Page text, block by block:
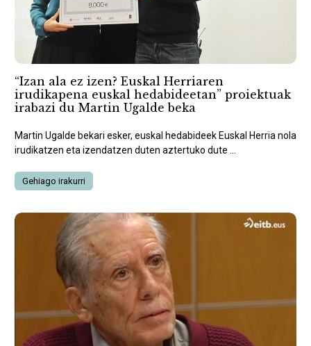
“Izan ala ez izen? Euskal Herriaren
irudikapena euskal hedabideetan” proiektuak
irabazi du Martin Ugalde beka
Martin Ugalde bekari esker, euskal hedabideek Euskal Herria nola
irudikatzen eta izendatzen duten aztertuko dute ...
Gehiago irakurri